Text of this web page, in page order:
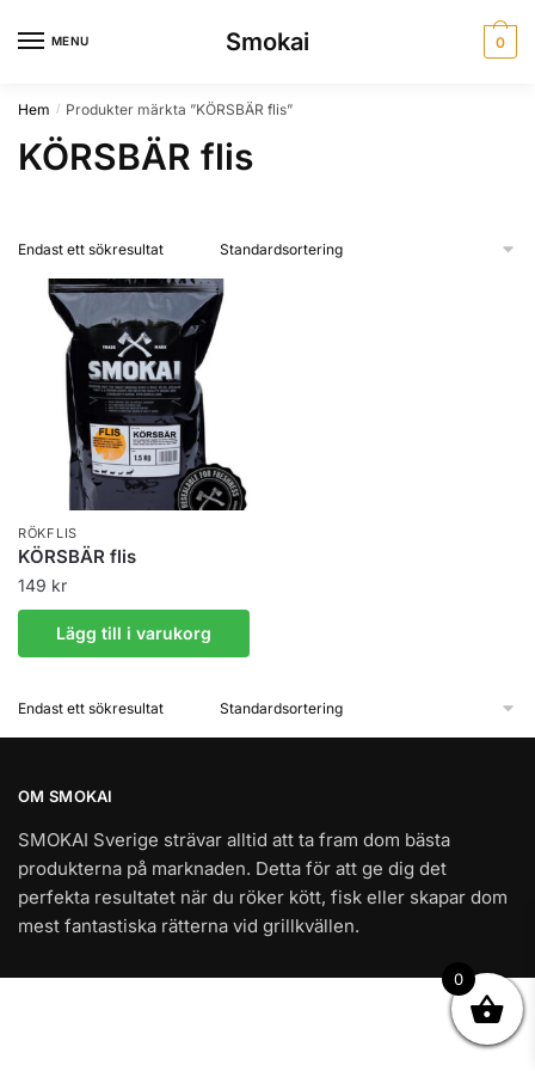
MENU Smokai 0
Hem / Produkter märkta ”KÖRSBÄR flis”
KÖRSBÄR flis
Endast ett sökresultat
RÖKFLIS
KÖRSBÄR flis
149 kr
Lägg till i varukorg
Endast ett sökresultat
OM SMOKAI
SMOKAI Sverige strävar alltid att ta fram dom bästa
produkterna på marknaden. Detta för att ge dig det
perfekta resultatet när du röker kött, fisk eller skapar dom
mest fantastiska rätterna vid grillkvällen.
0